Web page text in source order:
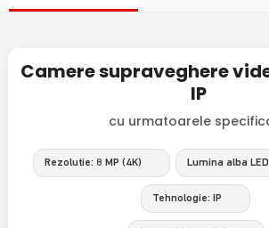
Camere supraveghere
IP
cu urmatoarele
Rezolutie: 8 MP (4K) Lumina alba
Tehnologie: IP